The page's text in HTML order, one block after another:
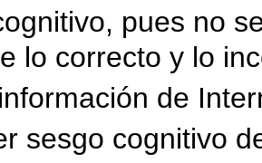
pues no
lo correcto y lo
de
sesgo cognitivo